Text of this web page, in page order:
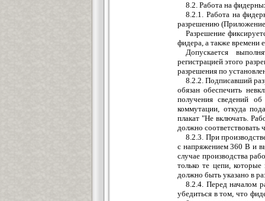
8.2. Работа на
8.2.1. Работа на
разрешению (Приложение
Разрешение
фидера, а также времени
Допускается
регистрацией этого
разрешения по
8.2.2. Подписавший
обязан обеспечить
получения сведений
коммутации, откуда
плакат "Не включать.
должно
8.2.3. При
с напряжением 360 В и
случае производства
только те цепи, которые
должно быть указано в
8.2.4. Перед началом
убедиться в том, что